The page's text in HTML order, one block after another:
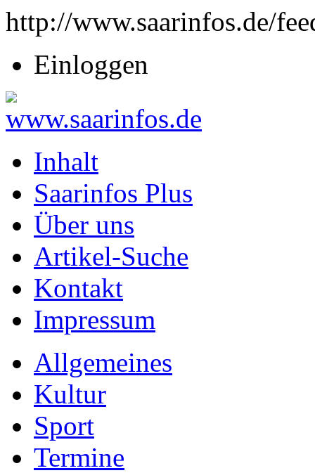
http://www.saarinfos.de/
Einloggen
Inhalt
Saarinfos Plus
Über uns
Artikel-Suche
Kontakt
Impressum
Allgemeines
Kultur
Sport
Termine